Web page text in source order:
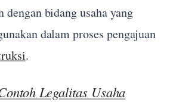
dengan bidang usaha yang
dalam proses pengajuan
.
Legalitas Usaha